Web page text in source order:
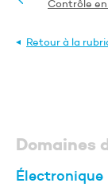
Retour à la
Domaines
Électronique